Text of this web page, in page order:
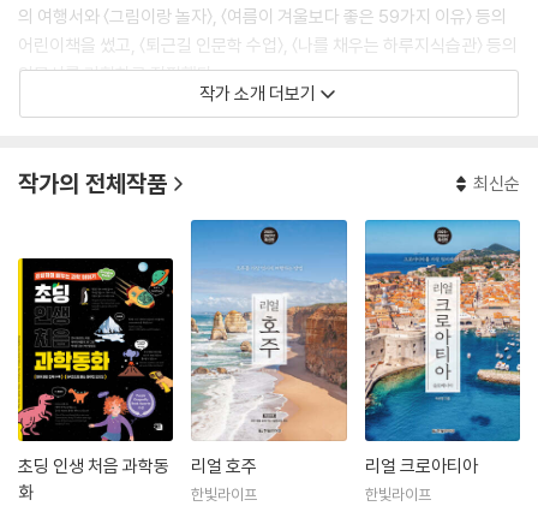
의 여행서와 〈그림이랑 놀자〉, 〈여름이 겨울보다 좋은 59가지 이유〉 등의
어린이책을 썼고, 〈퇴근길 인문학 수업〉, 〈나를 채우는 하루지식습관〉 등의
인문서를 기획하고 집필했다.
작가 소개 더보기
작가의 전체작품 최신순
초딩 인생 처음 과학동
화
리얼 호주
한빛라이프
리얼 크로아티아
한빛라이프